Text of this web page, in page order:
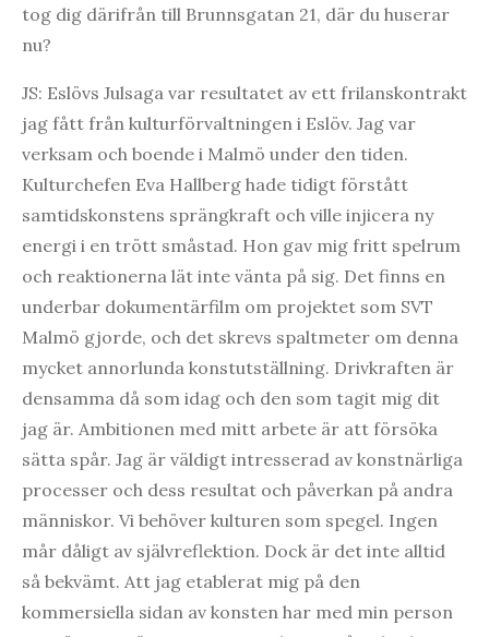
tog dig därifrån till Brunnsgatan 21, där du huserar
nu?
JS: Eslövs Julsaga var resultatet av ett frilanskontrakt
jag fått från kulturförvaltningen i Eslöv. Jag var
verksam och boende i Malmö under den tiden.
Kulturchefen Eva Hallberg hade tidigt förstått
samtidskonstens sprängkraft och ville injicera ny
energi i en trött småstad. Hon gav mig fritt spelrum
och reaktionerna lät inte vänta på sig. Det finns en
underbar dokumentärfilm om projektet som SVT
Malmö gjorde, och det skrevs spaltmeter om denna
mycket annorlunda konstutställning. Drivkraften är
densamma då som idag och den som tagit mig dit
jag är. Ambitionen med mitt arbete är att försöka
sätta spår. Jag är väldigt intresserad av konstnärliga
processer och dess resultat och påverkan på andra
människor. Vi behöver kulturen som spegel. Ingen
mår dåligt av självreflektion. Dock är det inte alltid
så bekvämt. Att jag etablerat mig på den
kommersiella sidan av konsten har med min person